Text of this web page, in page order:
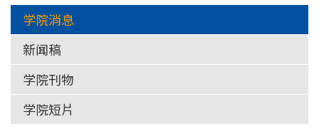
学院消息
新闻稿
学院刊物
学院短片